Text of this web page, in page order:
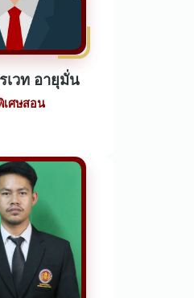
เวท อายุมั่น
เศษสอน